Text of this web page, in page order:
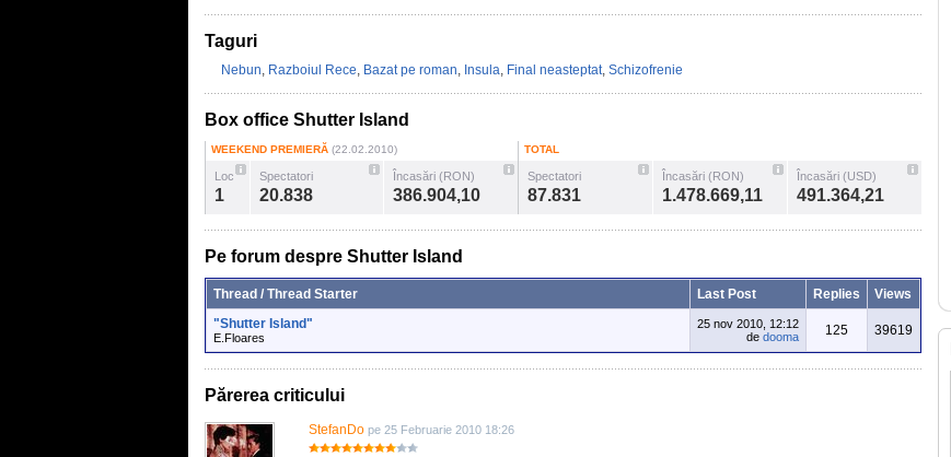
Taguri
Nebun, Razboiul Rece, Bazat pe roman, Insula, Final neasteptat, Schizofrenie
Box office Shutter Island
WEEKEND PREMIERĂ (22.02.2010)
Loc
1
Spectatori
20.838
Încasări (RON)
386.904,10
TOTAL
Spectatori
87.831
Încasări (RON)
1.478.669,11
Încasări (USD)
491.364,21
Pe forum despre Shutter Island
Thread / Thread Starter Last Post Replies
Views
"Shutter Island"
E.Floares
25 nov 2010, 12:12
de dooma 125 39619
Părerea criticului
StefanDo pe 25 Februarie 2010 18:26